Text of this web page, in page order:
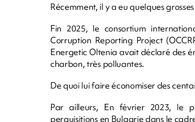
Récemment, il y a eu quelques
Fin 2025, le consortium
Corruption Reporting Project
Energetic Oltenia avait déclaré des
charbon, très polluantes.
De quoi lui faire économiser des
Par ailleurs, En février 2023, le
perquisitions en Bulgarie dans le